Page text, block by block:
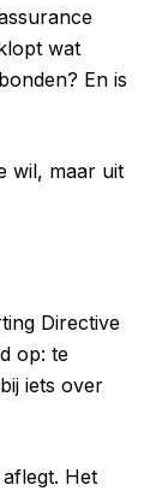
wat
En is
wil, maar uit
Directive
op: te
iets over
Het